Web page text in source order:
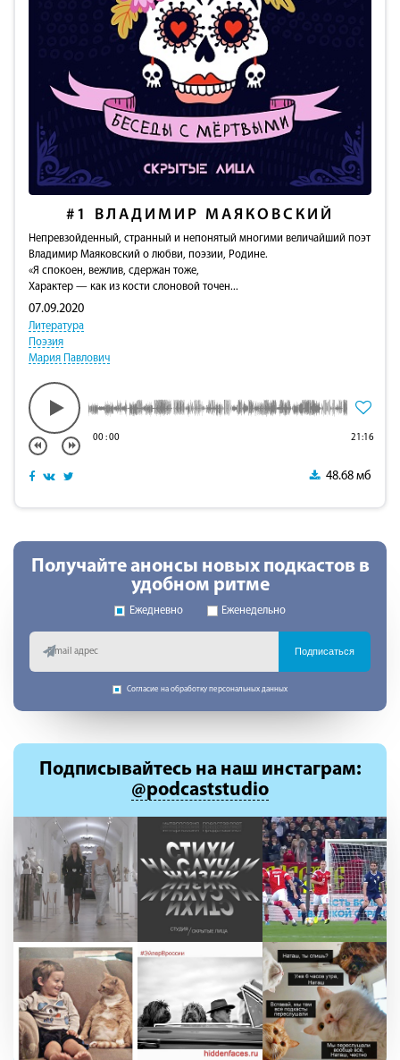
#1 ВЛАДИМИР МАЯКОВСКИЙ
Непревзойденный, странный и непонятый многими величайший поэт
Владимир Маяковский о любви, поэзии, Родине.
«Я спокоен, вежлив, сдержан тоже,
Характер — как из кости слоновой точен...
07.09.2020
Литература
Поэзия
Мария Павлович
00:00 21:16
48.68 мб
Получайте анонсы новых подкастов в
удобном ритме
Ежедневно Еженедельно
Подписаться
Согласие на обработку персональных данных
Подписывайтесь на наш инстаграм:
@podcaststudio